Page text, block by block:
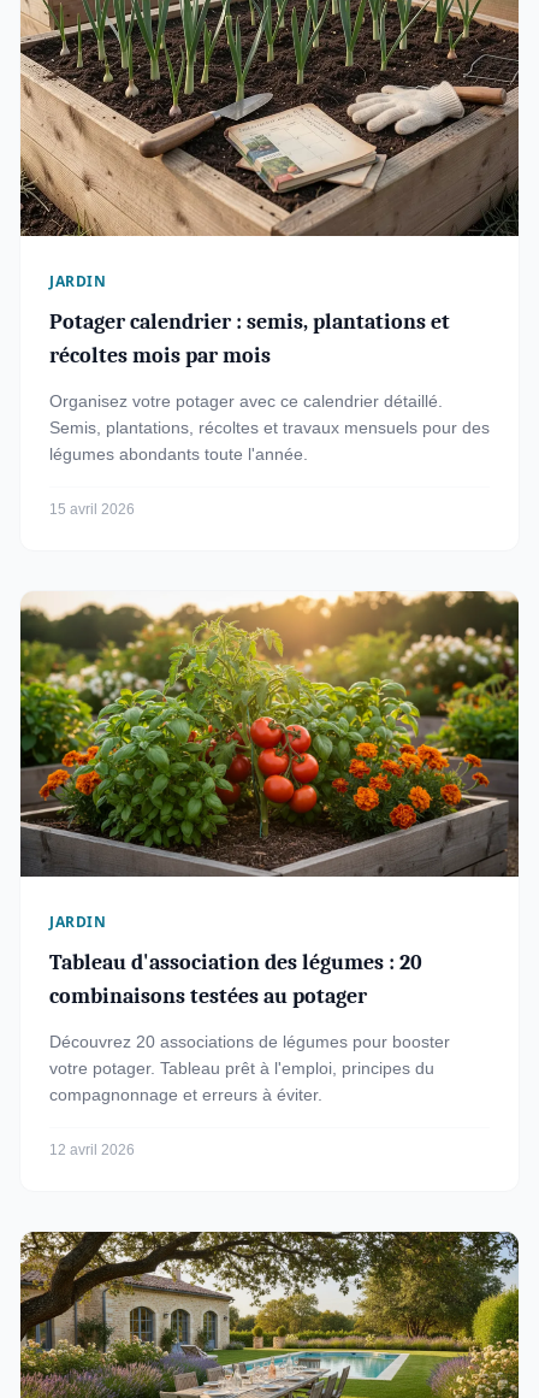
JARDIN
Potager calendrier : semis, plantations et
récoltes mois par mois
Organisez votre potager avec ce calendrier détaillé.
Semis, plantations, récoltes et travaux mensuels pour des
légumes abondants toute l'année.
15 avril 2026
JARDIN
Tableau d'association des légumes : 20
combinaisons testées au potager
Découvrez 20 associations de légumes pour booster
votre potager. Tableau prêt à l'emploi, principes du
compagnonnage et erreurs à éviter.
12 avril 2026